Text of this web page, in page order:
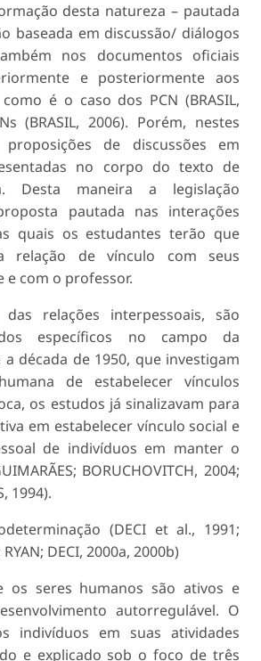
desta natureza – pautada
baseada em discussão/ diálogos
nos documentos oficiais
e posteriormente aos
como é o caso dos PCN (BRASIL,
(BRASIL, 2006). Porém, nestes
de discussões em
no corpo do texto de
Desta maneira a legislação
pautada nas interações
quais os estudantes terão que
relação de vínculo com seus
e com o professor.
relações interpessoais, são
específicos no campo da
década de 1950, que investigam
de estabelecer vínculos
os estudos já sinalizavam para
em estabelecer vínculo social e
de indivíduos em manter o
BORUCHOVITCH, 2004;
1994).
(DECI et al., 1991;
RYAN; DECI, 2000a, 2000b)
os seres humanos são ativos e
autorregulável. O
indivíduos em suas atividades
e explicado sob o foco de três